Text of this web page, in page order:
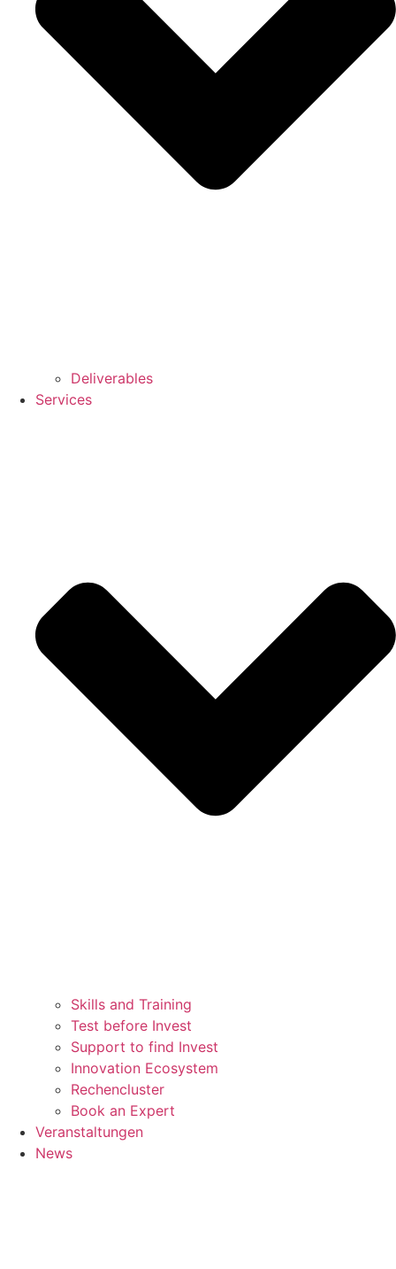
Deliverables
Services
Skills and Training
Test before Invest
Support to find Invest
Innovation Ecosystem
Rechencluster​
Book an Expert
Veranstaltungen
News